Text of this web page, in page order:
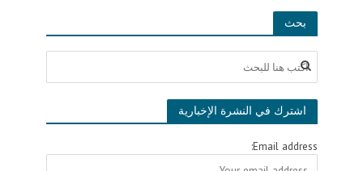
بحث
اشترك في النشرة الإخبارية
Email address: